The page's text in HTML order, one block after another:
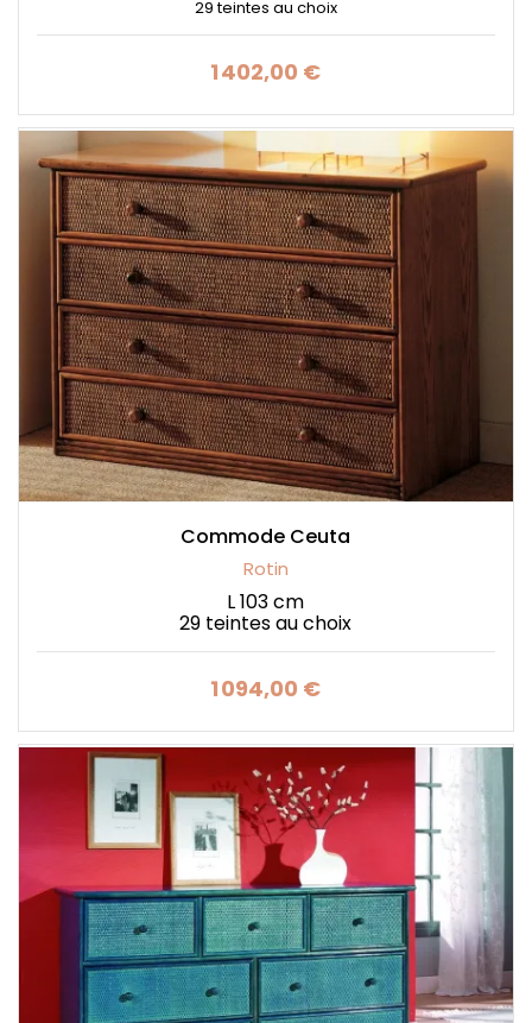
29 teintes au choix
Prix
1 402,00 €
Commode Ceuta
Rotin
L 103 cm
29 teintes au choix
Prix
1 094,00 €